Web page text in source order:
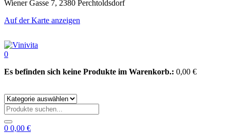
Wiener Gasse 7, 2380 Perchtoldsdorf
Auf der Karte anzeigen
0
Es befinden sich keine Produkte im Warenkorb.: 0,00 €
0 0,00 €